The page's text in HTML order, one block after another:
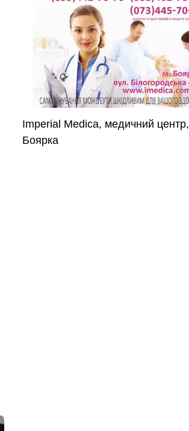
Imperial Medica, медичний центр,
Боярка